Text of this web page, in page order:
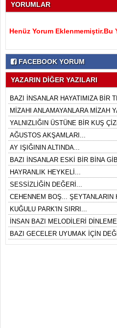
YORUMLAR
Henüz Yorum
FACEBOOK YORUM
YAZARIN DİĞER YAZILARI
BAZI İNSANLAR HAYATIMIZA BİR
MİZAHI ANLAMAYANLARA MİZAH
YALNIZLIĞIN ÜSTÜNE BİR KUŞ
AĞUSTOS AKŞAMLARI...
AY IŞIĞININ ALTINDA...
BAZI İNSANLAR ESKİ BİR BİNA
HAYRANLIK HEYKELİ...
SESSİZLİĞİN DEĞERİ...
CEHENNEM BOŞ... ŞEYTANLARIN
KUĞULU PARK'IN SIRRI...
İNSAN BAZI MELODİLERİ
BAZI GECELER UYUMAK İÇİN